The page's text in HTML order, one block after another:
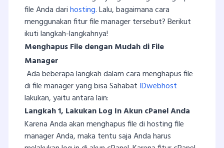
file Anda darihosting. Lalu, bagaimana cara
menggunakan fitur file manager tersebut? Berikut
ikuti langkah-langkahnya!
Menghapus File dengan Mudah di File
Manager
Ada beberapa langkah dalam cara menghapus file
di file manager yang bisa Sahabat IDwebhost
lakukan, yaitu antara lain:
Langkah 1, Lakukan Log In Akun cPanel Anda
Karena Anda akan menghapus file di hosting file
manager Anda, maka tentu saja Anda harus